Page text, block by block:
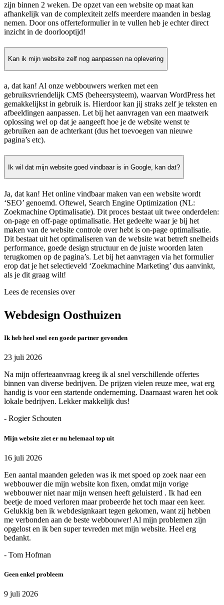
zijn binnen 2 weken. De opzet van een website op maat kan
afhankelijk van de complexiteit zelfs meerdere maanden in beslag
nemen. Door ons offerteformulier in te vullen heb je echter direct
inzicht in de doorlooptijd!
Kan ik mijn website zelf nog aanpassen na oplevering
a, dat kan! Al onze webbouwers werken met een
gebruiksvriendelijk CMS (beheersysteem), waarvan WordPress het
gemakkelijkst in gebruik is. Hierdoor kan jij straks zelf je teksten en
afbeeldingen aanpassen. Let bij het aanvragen van een maatwerk
oplossing wel op dat je aangeeft hoe je de website wenst te
gebruiken aan de achterkant (dus het toevoegen van nieuwe
pagina’s etc).
Ik wil dat mijn website goed vindbaar is in Google, kan dat?
Ja, dat kan! Het online vindbaar maken van een website wordt
‘SEO’ genoemd. Oftewel, Search Engine Optimization (NL:
Zoekmachine Optimalisatie). Dit proces bestaat uit twee onderdelen:
on-page en off-page optimalisatie. Het gedeelte waar je bij het
maken van de website controle over hebt is on-page optimalisatie.
Dit bestaat uit het optimaliseren van de website wat betreft snelheids
performance, goede design structuur en de juiste woorden laten
terugkomen op de pagina’s. Let bij het aanvragen via het formulier
erop dat je het selectieveld ‘Zoekmachine Marketing’ dus aanvinkt,
als je dit graag wilt!
Lees de recensies over
Webdesign Oosthuizen
Ik heb heel snel een goede partner gevonden
23 juli 2026
Na mijn offerteaanvraag kreeg ik al snel verschillende offertes
binnen van diverse bedrijven. De prijzen vielen reuze mee, wat erg
handig is voor een startende onderneming. Daarnaast waren het ook
lokale bedrijven. Lekker makkelijk dus!
- Rogier Schouten
Mijn website ziet er nu helemaal top uit
16 juli 2026
Een aantal maanden geleden was ik met spoed op zoek naar een
webbouwer die mijn website kon fixen, omdat mijn vorige
webbouwer niet naar mijn wensen heeft geluisterd . Ik had een
beetje de moed verloren maar probeerde het toch maar een keer.
Gelukkig ben ik webdesignkaart tegen gekomen, want zij hebben
me verbonden aan de beste webbouwer! Al mijn problemen zijn
opgelost en ik ben super tevreden met mijn website. Heel erg
bedankt.
- Tom Hofman
Geen enkel probleem
9 juli 2026